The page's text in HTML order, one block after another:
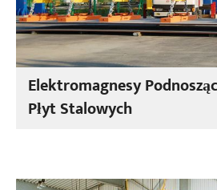
Elektromagnesy
Płyt Stalowych